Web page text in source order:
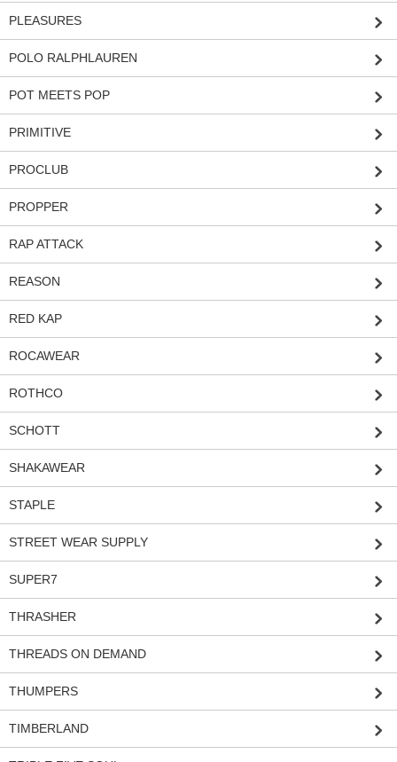
PLEASURES
POLO RALPHLAUREN
POT MEETS POP
PRIMITIVE
PROCLUB
PROPPER
RAP ATTACK
REASON
RED KAP
ROCAWEAR
ROTHCO
SCHOTT
SHAKAWEAR
STAPLE
STREET WEAR SUPPLY
SUPER7
THRASHER
THREADS ON DEMAND
THUMPERS
TIMBERLAND